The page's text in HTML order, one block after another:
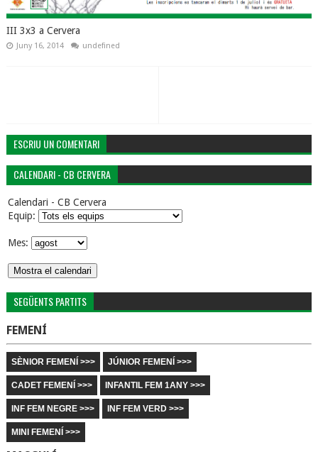
III 3x3 a Cervera
Juny 16, 2014 undefined
ESCRIU UN COMENTARI
CALENDARI - CB CERVERA
Calendari - CB Cervera
Equip:
Mes:
SEGÜENTS PARTITS
FEMENÍ
SÈNIOR FEMENÍ >>> JÚNIOR FEMENÍ >>>
CADET FEMENÍ >>> INFANTIL FEM 1ANY >>>
INF FEM NEGRE >>> INF FEM VERD >>>
MINI FEMENÍ >>>